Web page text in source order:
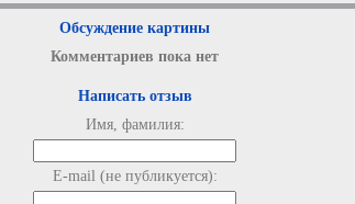
Обсуждение картины
Комментариев пока нет
Написать отзыв
Имя, фамилия:
E-mail (не публикуется):